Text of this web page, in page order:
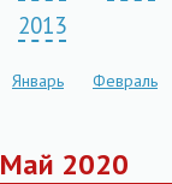
2013
Январь Февраль
Май 2020